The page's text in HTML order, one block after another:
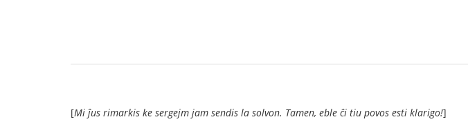
[Mi ĵus rimarkis ke sergejm jam sendis la solvon. Tamen, eble ĉi tiu povos esti klarigo!]